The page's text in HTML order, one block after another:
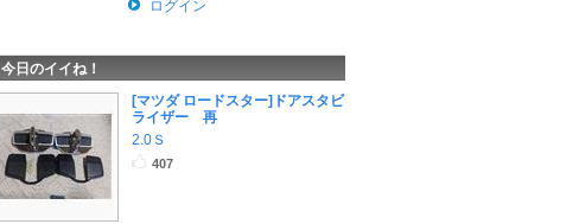
ログイン
今日のイイね！
[マツダ ロードスター]ドアスタビ
ライザー 再
2.0Ｓ
407